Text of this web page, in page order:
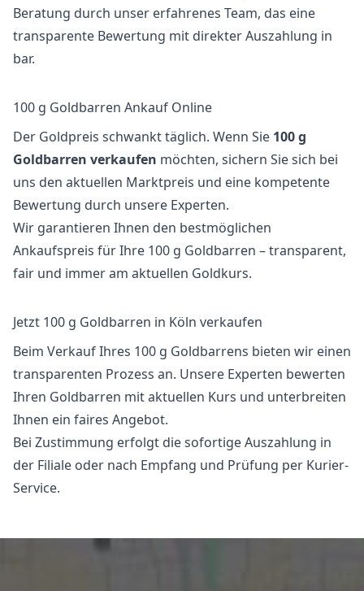
Beratung durch unser erfahrenes Team, das eine
transparente Bewertung mit direkter Auszahlung in
bar.
100 g Goldbarren Ankauf Online
Der Goldpreis schwankt täglich. Wenn Sie 100 g
Goldbarren verkaufen möchten, sichern Sie sich bei
uns den aktuellen Marktpreis und eine kompetente
Bewertung durch unsere Experten.
Wir garantieren Ihnen den bestmöglichen
Ankaufspreis für Ihre 100 g Goldbarren – transparent,
fair und immer am aktuellen Goldkurs.
Jetzt 100 g Goldbarren in Köln verkaufen
Beim Verkauf Ihres 100 g Goldbarrens bieten wir einen
transparenten Prozess an. Unsere Experten bewerten
Ihren Goldbarren mit aktuellen Kurs und unterbreiten
Ihnen ein faires Angebot.
Bei Zustimmung erfolgt die sofortige Auszahlung in
der Filiale oder nach Empfang und Prüfung per Kurier-
Service.